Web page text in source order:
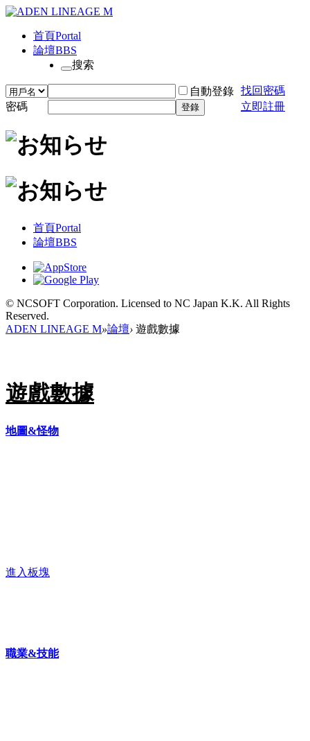
首頁Portal
論壇BBS
搜索
自動登錄 找回密碼
密碼
登錄 立即註冊
首頁Portal
論壇BBS
© NCSOFT Corporation. Licensed to NC Japan K.K. All Rights
Reserved.
ADEN LINEAGE M»論壇› 遊戲數據
遊戲數據
地圖&怪物
進入板塊
職業&技能